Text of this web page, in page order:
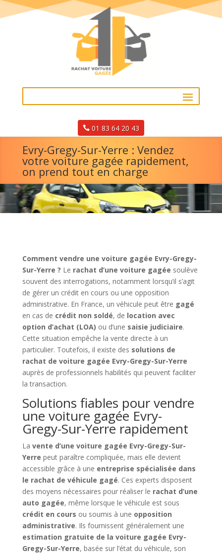
01 83 64 20 43
Evry-Gregy-Sur-Yerre : Vendez
votre voiture gagée rapidement,
on prend tout en charge
Comment vendre une voiture gagée Evry-Gregy-
Sur-Yerre ? Le rachat d’une voiture gagée soulève
souvent des interrogations, notamment lorsqu’il s’agit
de gérer un crédit en cours ou une opposition
administrative. En France, un véhicule peut être gagé
en cas de crédit non soldé, de location avec
option d’achat (LOA) ou d’une saisie judiciaire.
Cette situation empêche la vente directe à un
particulier. Toutefois, il existe des solutions de
rachat de voiture gagée Evry-Gregy-Sur-Yerre
auprès de professionnels habilités qui peuvent faciliter
la transaction.
Solutions fiables pour vendre
une voiture gagée Evry-
Gregy-Sur-Yerre rapidement
La vente d’une voiture gagée Evry-Gregy-Sur-
Yerre peut paraître compliquée, mais elle devient
accessible grâce à une entreprise spécialisée dans
le rachat de véhicule gagé. Ces experts disposent
des moyens nécessaires pour réaliser le rachat d’une
auto gagée, même lorsque le véhicule est sous
crédit en cours ou soumis à une opposition
administrative. Ils fournissent généralement une
estimation gratuite de la voiture gagée Evry-
Gregy-Sur-Yerre, basée sur l’état du véhicule, son